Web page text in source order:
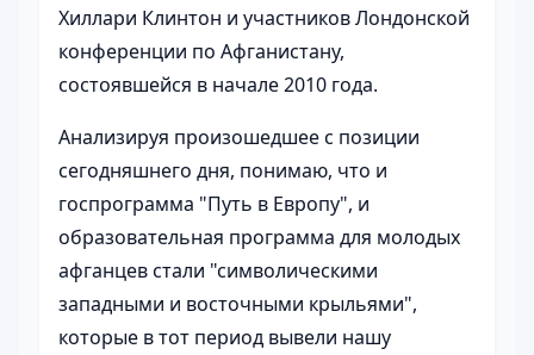
Хиллари Клинтон и участников Лондонской
конференции по Афганистану,
состоявшейся в начале 2010 года.
Анализируя произошедшее с позиции
сегодняшнего дня, понимаю, что и
госпрограмма "Путь в Европу", и
образовательная программа для молодых
афганцев стали "символическими
западными и восточными крыльями",
которые в тот период вывели нашу